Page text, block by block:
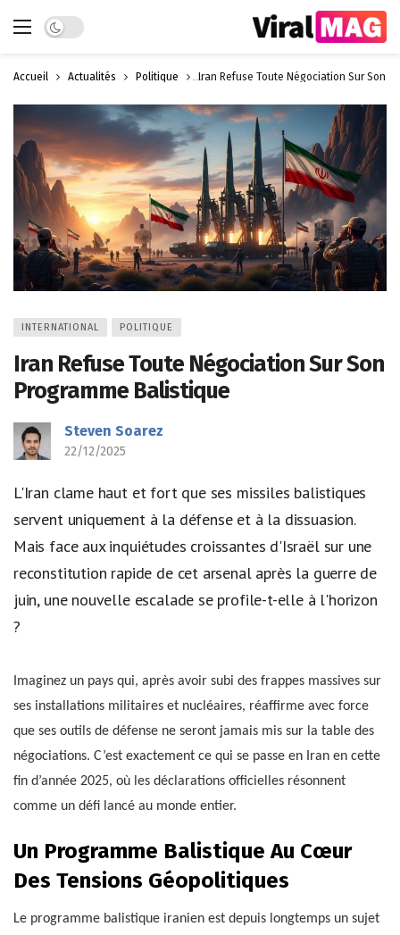
Dark mode
Accueil Actualités Politique Iran Refuse Toute Négociation Sur Son
INTERNATIONAL POLITIQUE
Iran Refuse Toute Négociation Sur Son
Programme Balistique
Steven Soarez
22/12/2025
L'Iran clame haut et fort que ses missiles balistiques
servent uniquement à la défense et à la dissuasion.
Mais face aux inquiétudes croissantes d'Israël sur une
reconstitution rapide de cet arsenal après la guerre de
juin, une nouvelle escalade se profile-t-elle à l'horizon
?
Imaginez un pays qui, après avoir subi des frappes massives sur
ses installations militaires et nucléaires, réaffirme avec force
que ses outils de défense ne seront jamais mis sur la table des
négociations. C’est exactement ce qui se passe en Iran en cette
fin d’année 2025, où les déclarations officielles résonnent
comme un défi lancé au monde entier.
Un Programme Balistique Au Cœur
Des Tensions Géopolitiques
Le programme balistique iranien est depuis longtemps un sujet